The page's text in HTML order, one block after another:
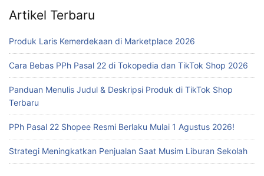
Artikel Terbaru
Produk Laris Kemerdekaan di Marketplace 2026
Cara Bebas PPh Pasal 22 di Tokopedia dan TikTok Shop 2026
Panduan Menulis Judul & Deskripsi Produk di TikTok Shop
Terbaru
PPh Pasal 22 Shopee Resmi Berlaku Mulai 1 Agustus 2026!
Strategi Meningkatkan Penjualan Saat Musim Liburan Sekolah